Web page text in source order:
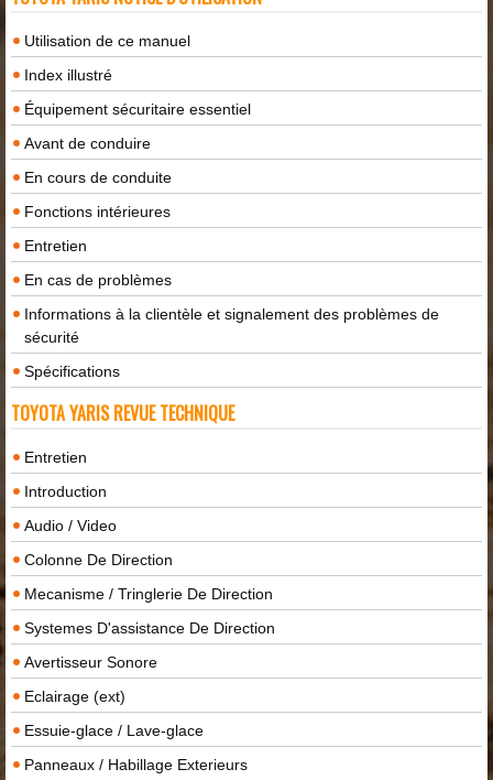
Utilisation de ce manuel
Index illustré
Équipement sécuritaire essentiel
Avant de conduire
En cours de conduite
Fonctions intérieures
Entretien
En cas de problèmes
Informations à la clientèle et signalement des problèmes de
sécurité
Spécifications
TOYOTA YARIS REVUE TECHNIQUE
Entretien
Introduction
Audio / Video
Colonne De Direction
Mecanisme / Tringlerie De Direction
Systemes D'assistance De Direction
Avertisseur Sonore
Eclairage (ext)
Essuie-glace / Lave-glace
Panneaux / Habillage Exterieurs